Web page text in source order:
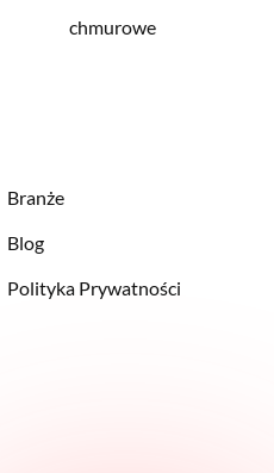
chmurowe
Branże
Blog
Polityka Prywatności